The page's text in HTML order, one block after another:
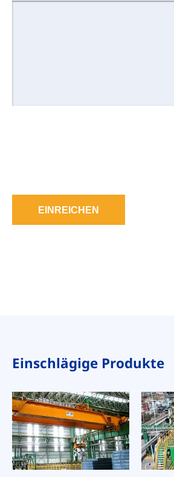
EINREICHEN
Einschlägige Produkte